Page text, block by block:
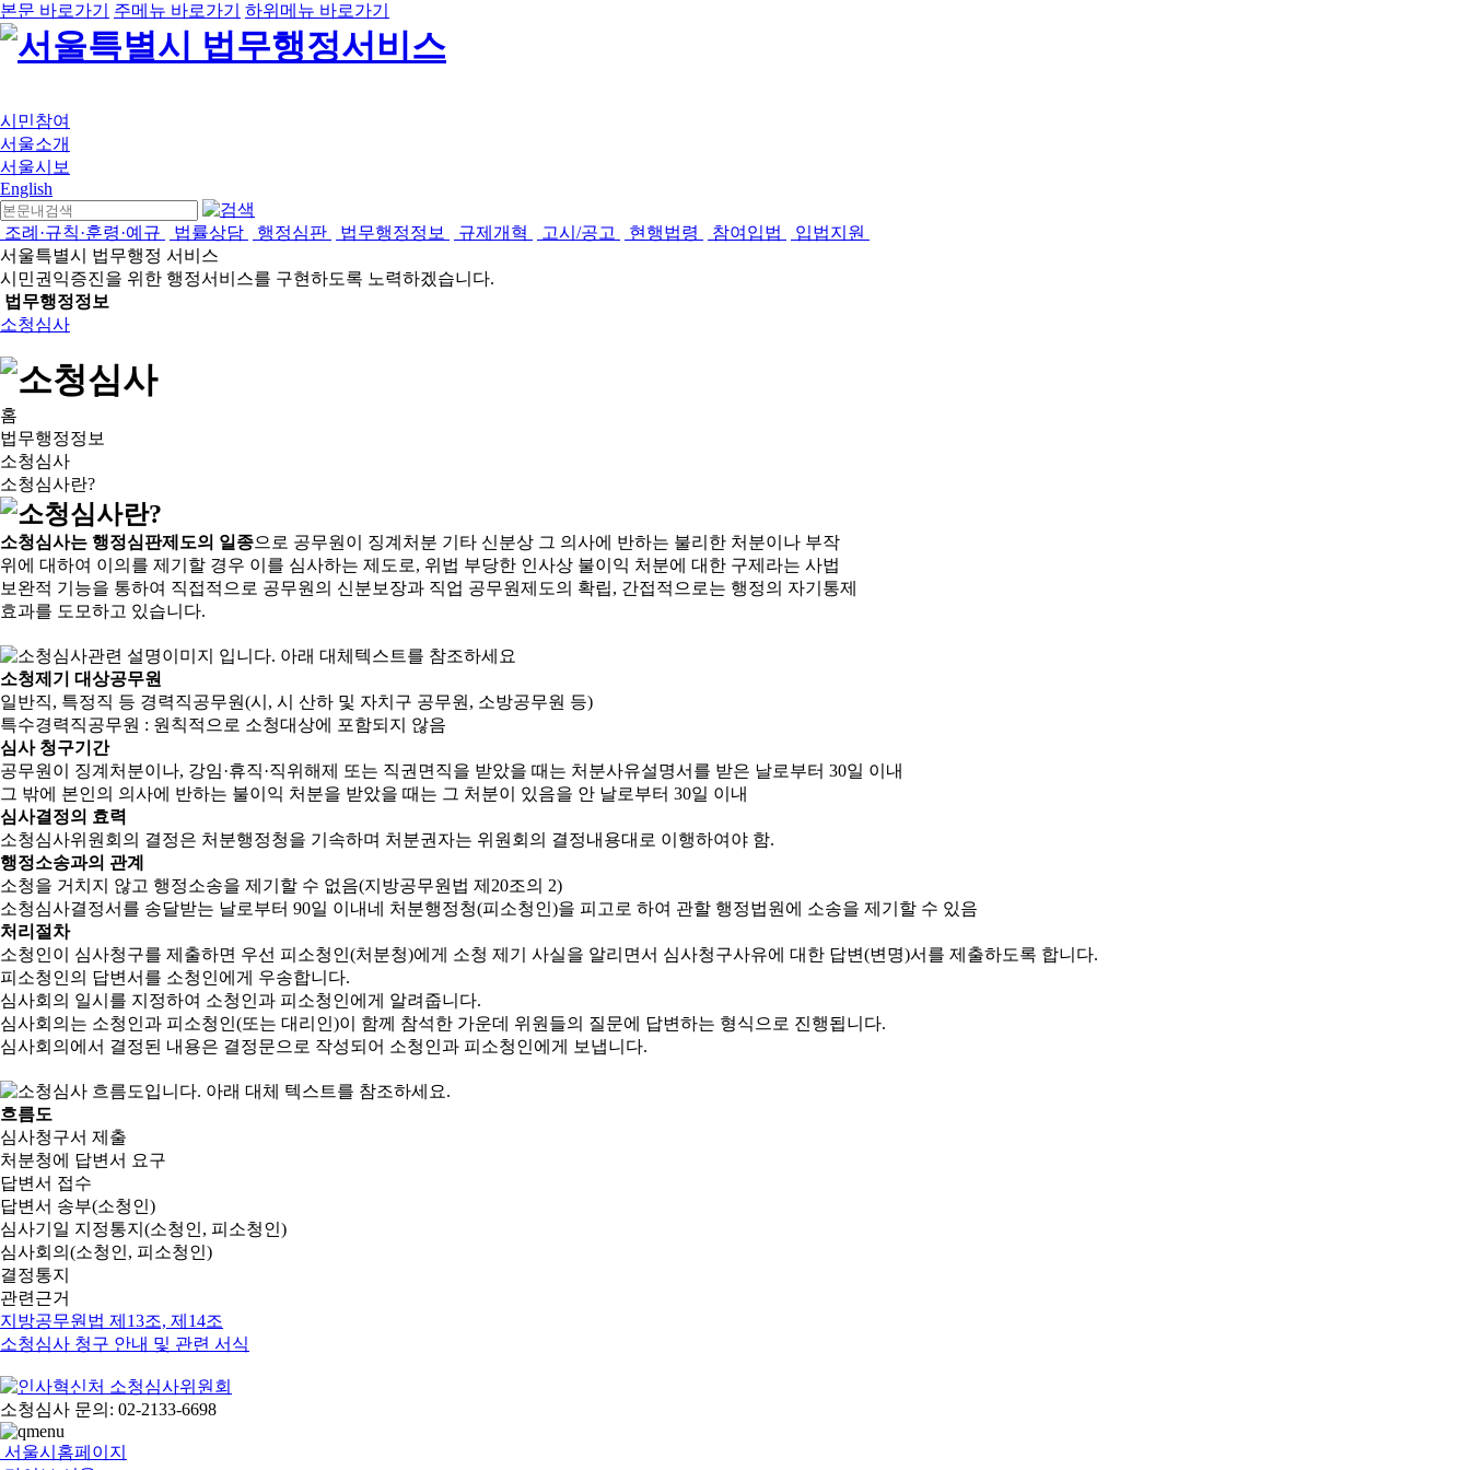
본문 바로가기 주메뉴 바로가기 하위메뉴 바로가기
시민참여
서울소개
서울시보
English
조례·규칙·훈령·예규 법률상담 행정심판 법무행정정보 규제개혁 고시/공고 현행법령 참여입법
입법지원
서울특별시 법무행정 서비스
시민권익증진을 위한 행정서비스를 구현하도록 노력하겠습니다.
법무행정정보
소청심사
홈
법무행정정보
소청심사
소청심사란?
소청심사는 행정심판제도의 일종으로 공무원이 징계처분 기타 신분상 그 의사에 반하는 불리한 처분이나 부작
위에 대하여 이의를 제기할 경우 이를 심사하는 제도로, 위법 부당한 인사상 불이익 처분에 대한 구제라는 사법
보완적 기능을 통하여 직접적으로 공무원의 신분보장과 직업 공무원제도의 확립, 간접적으로는 행정의 자기통제
효과를 도모하고 있습니다.
소청제기 대상공무원
일반직, 특정직 등 경력직공무원(시, 시 산하 및 자치구 공무원, 소방공무원 등)
특수경력직공무원 : 원칙적으로 소청대상에 포함되지 않음
심사 청구기간
공무원이 징계처분이나, 강임·휴직·직위해제 또는 직권면직을 받았을 때는 처분사유설명서를 받은 날로부터 30일 이내
그 밖에 본인의 의사에 반하는 불이익 처분을 받았을 때는 그 처분이 있음을 안 날로부터 30일 이내
심사결정의 효력
소청심사위원회의 결정은 처분행정청을 기속하며 처분권자는 위원회의 결정내용대로 이행하여야 함.
행정소송과의 관계
소청을 거치지 않고 행정소송을 제기할 수 없음(지방공무원법 제20조의 2)
소청심사결정서를 송달받는 날로부터 90일 이내네 처분행정청(피소청인)을 피고로 하여 관할 행정법원에 소송을 제기할 수 있음
처리절차
소청인이 심사청구를 제출하면 우선 피소청인(처분청)에게 소청 제기 사실을 알리면서 심사청구사유에 대한 답변(변명)서를 제출하도록 합니다.
피소청인의 답변서를 소청인에게 우송합니다.
심사회의 일시를 지정하여 소청인과 피소청인에게 알려줍니다.
심사회의는 소청인과 피소청인(또는 대리인)이 함께 참석한 가운데 위원들의 질문에 답변하는 형식으로 진행됩니다.
심사회의에서 결정된 내용은 결정문으로 작성되어 소청인과 피소청인에게 보냅니다.
흐름도
심사청구서 제출
처분청에 답변서 요구
답변서 접수
답변서 송부(소청인)
심사기일 지정통지(소청인, 피소청인)
심사회의(소청인, 피소청인)
결정통지
관련근거
지방공무원법 제13조, 제14조
소청심사 청구 안내 및 관련 서식
소청심사 문의: 02-2133-6698
서울시홈페이지